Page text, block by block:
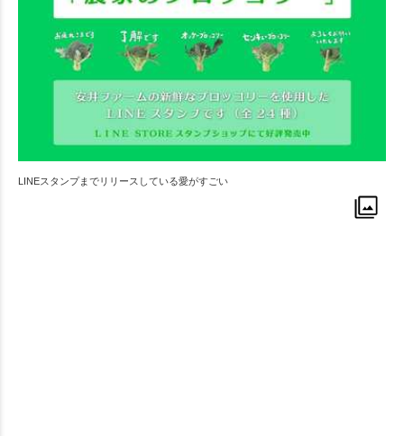
LINEスタンプまでリリースしている愛がすごい